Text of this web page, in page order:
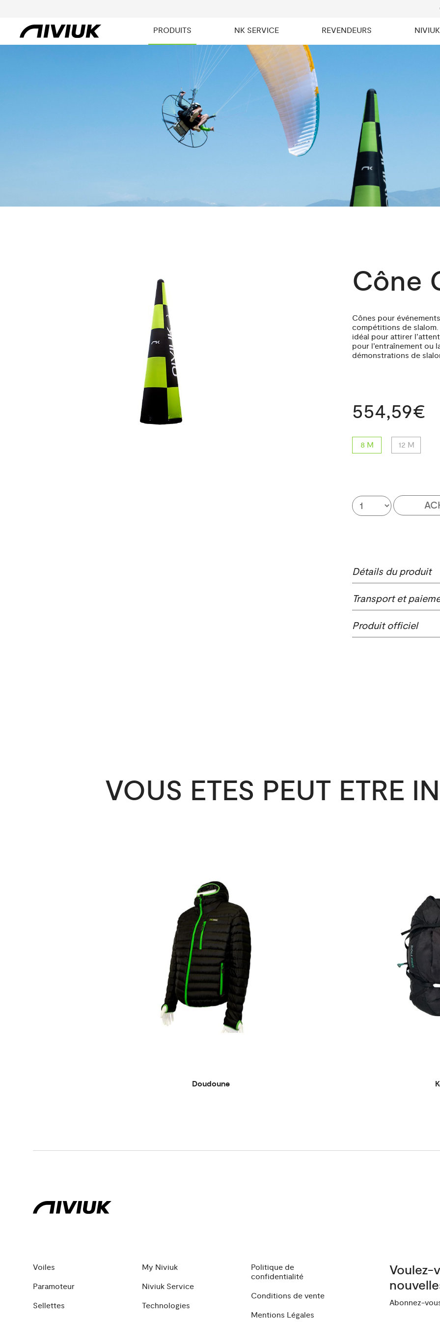
PRODUITS NK SERVICE REVENDEURS NIVIUK
Cône
Cônes pour
compétitions de
idéal pour attirer
pour l’entraînement ou
démonstrations de
554,59€
8 M 12 M
Détails du produit
Transport et
Produit officiel
VOUS ETES PEUT ETRE
Doudoune
Voiles
Paramoteur
Sellettes
My Niviuk
Niviuk Service
Technologies
Politique de
confidentialité
Conditions de vente
Mentions Légales
Voulez-
Abonnez-